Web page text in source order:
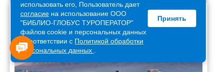
Армения
использовать его, Пользователь дает
согласие на использование ООО
"БИБЛИО-ГЛОБУС ТУРОПЕРАТОР"
файлов cookie и персональных данных
в соответствии с Политикой обработки
персональных данных
Принять